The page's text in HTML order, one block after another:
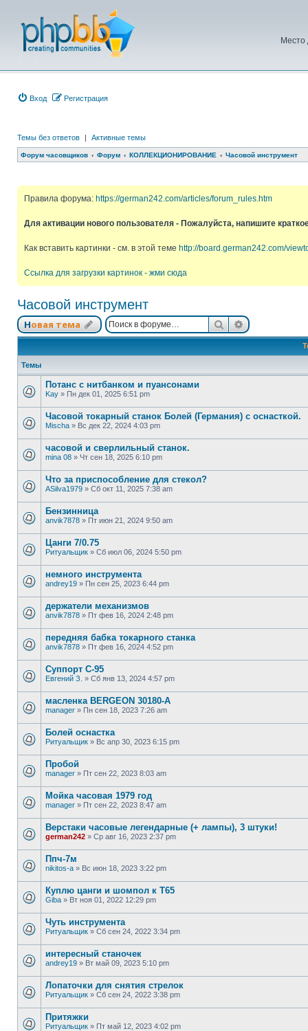
Место
Вход Регистрация
Темы без ответов | Активные темы
Форум часовщиков Форум КОЛЛЕКЦИОНИРОВАНИЕ Часовой инструмент
Правила форума: https://german242.com/articles/forum_rules.htm
Для активации нового пользователя - Пожалуйста, напишите
Как вставить картинки - см. в этой теме http://board.german242.com/
Ссылка для загрузки картинок - жми сюда
Часовой инструмент
Новая тема Поиск
Темы
Потанс с нитбанком и пуансонами
Kay » Пн дек 01, 2025 6:51 pm
Часовой токарный станок Болей (Германия) с оснасткой.
Mischa » Вс дек 22, 2024 4:03 pm
часовой и сверлильный станок.
mina 08 » Чт сен 18, 2025 6:10 pm
Что за приспособление для стекол?
ASilva1979 » Сб окт 11, 2025 7:38 am
Бензинница
anvik7878 » Пт июн 21, 2024 9:50 am
Цанги 7/0.75
Ритуальщик » Сб июл 06, 2024 5:50 pm
немного инструмента
andrey19 » Пн сен 25, 2023 6:44 pm
держатели механизмов
anvik7878 » Пт фев 16, 2024 2:48 pm
передняя бабка токарного станка
anvik7878 » Пт фев 16, 2024 4:52 pm
Суппорт С-95
Евгений З. » Сб янв 13, 2024 4:57 pm
масленка BERGEON 30180-A
manager » Пн сен 18, 2023 7:26 am
Болей оснастка
Ритуальщик » Вс апр 30, 2023 6:15 pm
Пробой
manager » Пт сен 22, 2023 8:03 am
Мойка часовая 1979 год
manager » Пт сен 22, 2023 8:47 am
Верстаки часовые легендарные (+ лампы), 3 штуки!
german242 » Ср авг 16, 2023 2:37 pm
Ппч-7м
nikitos-a » Вс июн 18, 2023 3:22 pm
Куплю цанги и шомпол к Т65
Giba » Вт ноя 01, 2022 12:29 pm
Чуть инструмента
Ритуальщик » Сб сен 24, 2022 3:34 pm
интересный станочек
andrey19 » Вт май 09, 2023 5:10 pm
Лопаточки для снятия стрелок
Ритуальщик » Сб сен 24, 2022 3:38 pm
Притяжки
Ритуальщик » Пт май 12, 2023 4:02 pm